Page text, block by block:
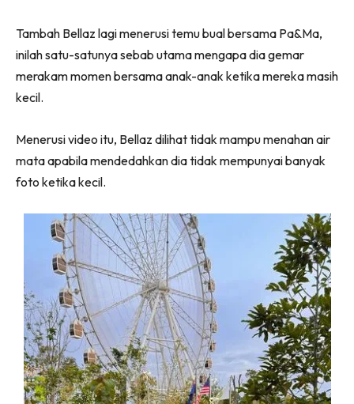
Tambah Bellaz lagi menerusi temu bual bersama Pa&Ma,
inilah satu-satunya sebab utama mengapa dia gemar
merakam momen bersama anak-anak ketika mereka masih
kecil.
Menerusi video itu, Bellaz dilihat tidak mampu menahan air
mata apabila mendedahkan dia tidak mempunyai banyak
foto ketika kecil.